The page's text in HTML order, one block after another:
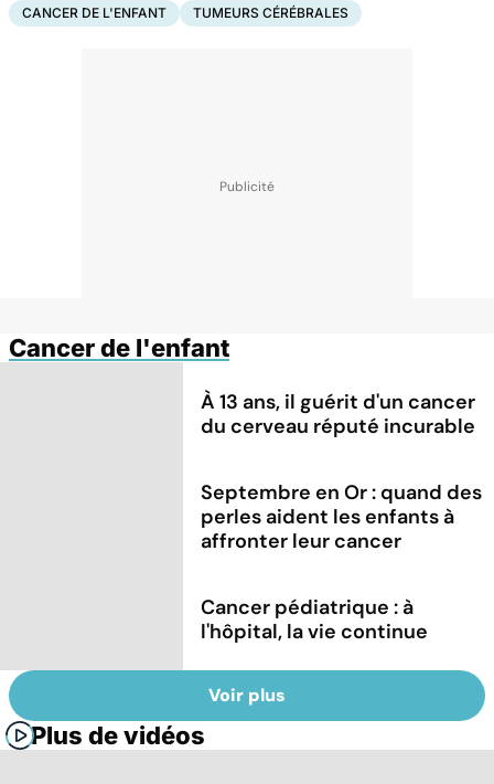
CANCER DE L'ENFANT TUMEURS CÉRÉBRALES
Cancer de l'enfant
À 13 ans, il guérit d'un cancer
du cerveau réputé incurable
Septembre en Or : quand des
perles aident les enfants à
affronter leur cancer
Cancer pédiatrique : à
l'hôpital, la vie continue
Voir plus
Plus de vidéos